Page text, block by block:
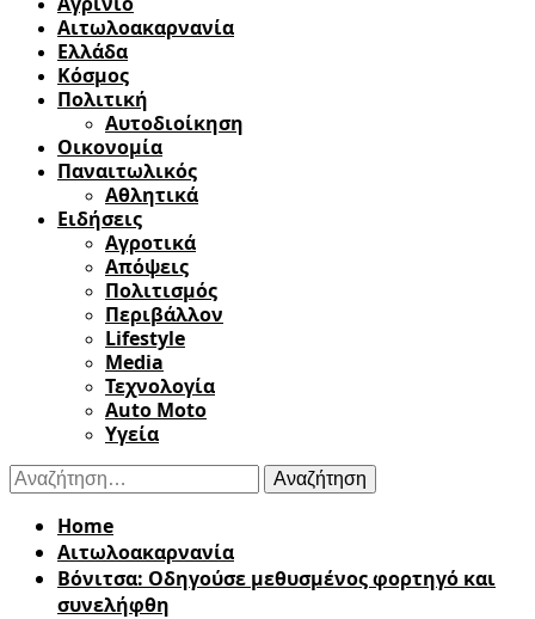
Αιτωλοακαρνανία
Ελλάδα
Κόσμος
Πολιτική
Αυτοδιοίκηση
Οικονομία
Παναιτωλικός
Αθλητικά
Ειδήσεις
Αγροτικά
Απόψεις
Πολιτισμός
Περιβάλλον
Lifestyle
Media
Τεχνολογία
Auto Moto
Υγεία
Αναζήτηση
για:
Home
Αιτωλοακαρνανία
Βόνιτσα: Οδηγούσε μεθυσμένος φορτηγό και
συνελήφθη